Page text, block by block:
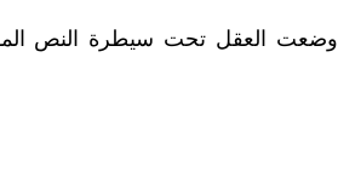
وضعت العقل تحت سيطرة النص